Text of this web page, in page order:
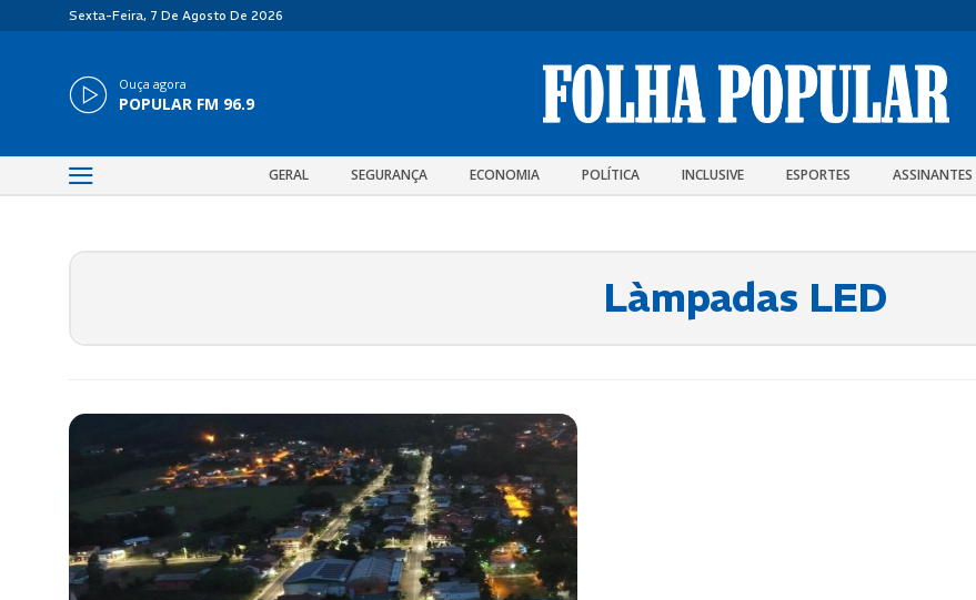
Sexta-Feira, 7 De Agosto De 2026
Ouça agora
POPULAR FM 96.9
GERAL SEGURANÇA ECONOMIA POLÍTICA INCLUSIVE ESPORTES ASSINANTES
Làmpadas LED